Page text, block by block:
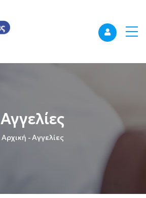
Αγγελίες
Breadcrumb
Αρχική -Αγγελίες